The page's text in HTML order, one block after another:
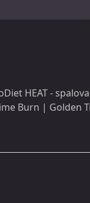
HEAT -
Burn | Golden